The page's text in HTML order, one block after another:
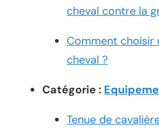
cheval contre la
Comment choisir
cheval ?
Catégorie :
Tenue de